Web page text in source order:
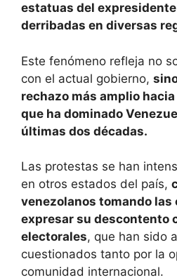
estatuas del
derribadas en diversas
Este fenómeno refleja no
con el actual gobierno,
rechazo más amplio
que ha dominado
últimas dos décadas.
Las protestas se han
en otros estados del país,
venezolanos tomando las
expresar su descontento
electorales, que han sido
cuestionados tanto por la
comunidad internacional.